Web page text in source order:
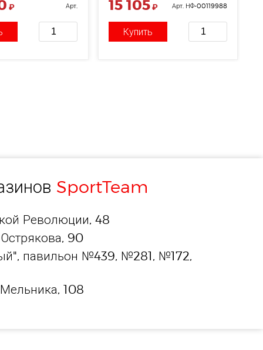
₽
Арт.
15 105₽ Арт. НФ-00119988
Купить
SportTeam
Революции, 48
90
павильон №439, №281, №172,
108